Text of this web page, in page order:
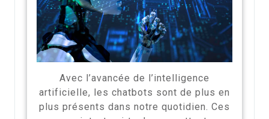
Avec l’avancée de l’intelligence
artificielle, les chatbots sont de plus en
plus présents dans notre quotidien. Ces